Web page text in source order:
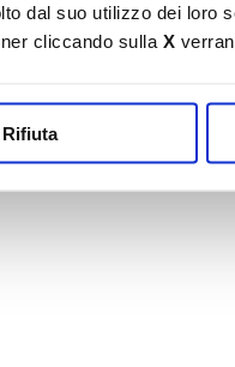
dal suo utilizzo dei loro
cliccando sulla X
Rifiuta